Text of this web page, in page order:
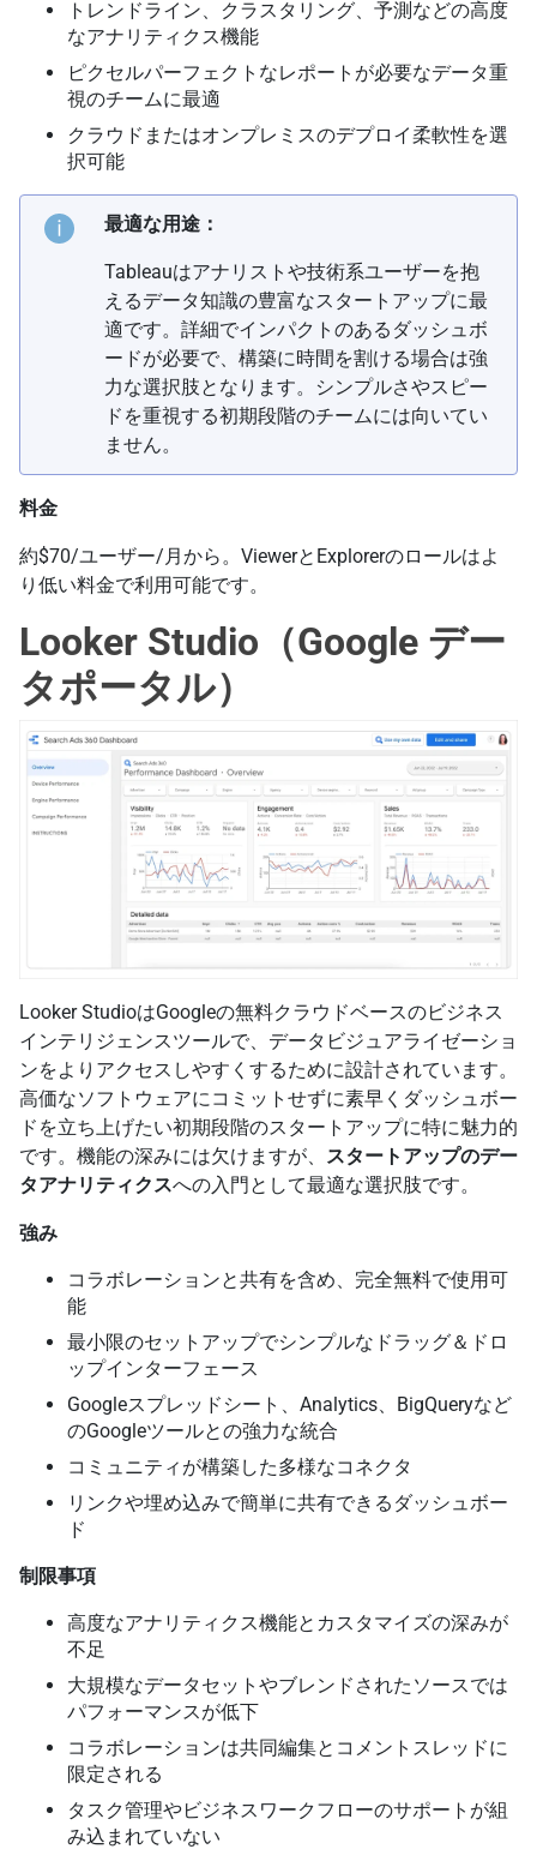
トレンドライン、クラスタリング、予測などの高度
なアナリティクス機能
ピクセルパーフェクトなレポートが必要なデータ重
視のチームに最適
クラウドまたはオンプレミスのデプロイ柔軟性を選
択可能
最適な用途：
Tableauはアナリストや技術系ユーザーを抱
えるデータ知識の豊富なスタートアップに最
適です。詳細でインパクトのあるダッシュボ
ードが必要で、構築に時間を割ける場合は強
力な選択肢となります。シンプルさやスピー
ドを重視する初期段階のチームには向いてい
ません。
料金
約$70/ユーザー/月から。ViewerとExplorerのロールはよ
り低い料金で利用可能です。
Looker Studio（Google デー
タポータル）
Looker StudioはGoogleの無料クラウドベースのビジネス
インテリジェンスツールで、データビジュアライゼーショ
ンをよりアクセスしやすくするために設計されています。
高価なソフトウェアにコミットせずに素早くダッシュボー
ドを立ち上げたい初期段階のスタートアップに特に魅力的
です。機能の深みには欠けますが、
スタートアップのデー
タアナリティクスへの入門として最適な選択肢です。
強み
コラボレーションと共有を含め、完全無料で使用可
能
最小限のセットアップでシンプルなドラッグ＆ドロ
ップインターフェース
Googleスプレッドシート、Analytics、BigQueryなど
のGoogleツールとの強力な統合
コミュニティが構築した多様なコネクタ
リンクや埋め込みで簡単に共有できるダッシュボー
ド
制限事項
高度なアナリティクス機能とカスタマイズの深みが
不足
大規模なデータセットやブレンドされたソースでは
パフォーマンスが低下
コラボレーションは共同編集とコメントスレッドに
限定される
タスク管理やビジネスワークフローのサポートが組
み込まれていない